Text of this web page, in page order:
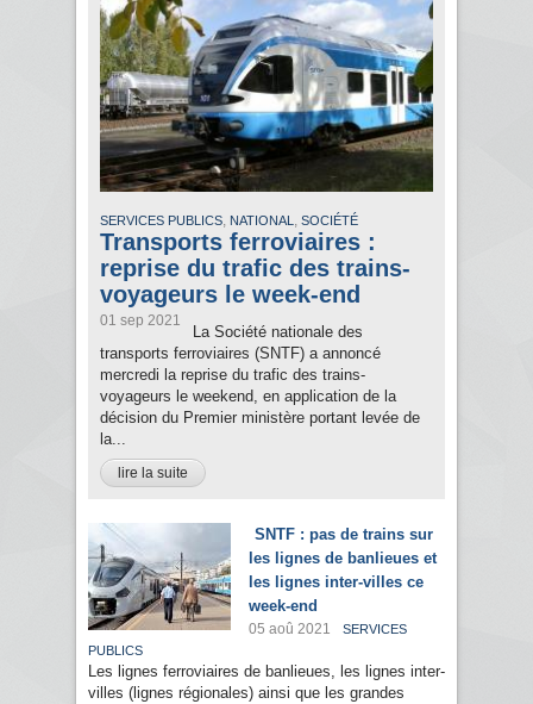
SERVICES PUBLICS, NATIONAL , SOCIÉTÉ
Transports ferroviaires :
reprise du trafic des trains-
voyageurs le week-end
01 sep 2021
La Société nationale des
transports ferroviaires (SNTF) a annoncé
mercredi la reprise du trafic des trains-
voyageurs le weekend, en application de la
décision du Premier ministère portant levée de
la...
lire la suite
SNTF : pas de trains sur
les lignes de banlieues et
les lignes inter-villes ce
week-end
05 aoû 2021
SERVICES
PUBLICS
Les lignes ferroviaires de banlieues, les lignes inter-
villes (lignes régionales) ainsi que les grandes